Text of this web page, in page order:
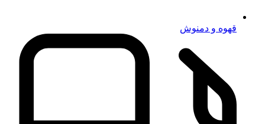
قهوه و دمنوش